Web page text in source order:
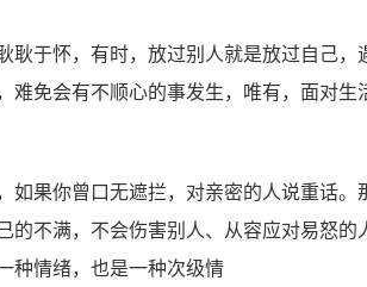
耿于怀，有时，放过别人就是放过自己，
难免会有不顺心的事发生，唯有，面对生
如果你曾口无遮拦，对亲密的人说重话。
不满，不会伤害别人、从容应对易怒的
种情绪，也是一种次级情